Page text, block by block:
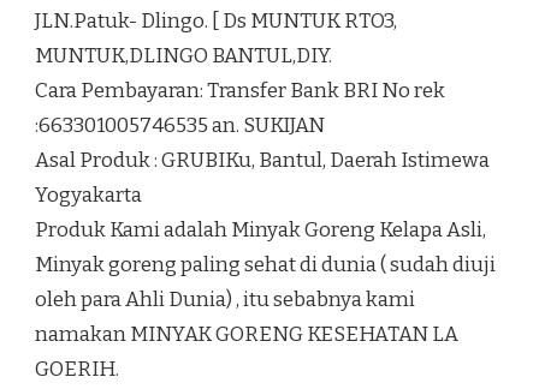
JLN.Patuk- Dlingo. [ Ds MUNTUK RTO3,
MUNTUK,DLINGO BANTUL,DIY.
Cara Pembayaran: Transfer Bank BRI No rek
:663301005746535 an. SUKIJAN
Asal Produk : GRUBIKu, Bantul, Daerah Istimewa
Yogyakarta
Produk Kami adalah Minyak Goreng Kelapa Asli,
Minyak goreng paling sehat di dunia ( sudah diuji
oleh para Ahli Dunia) , itu sebabnya kami
namakan MINYAK GORENG KESEHATAN LA
GOERIH.